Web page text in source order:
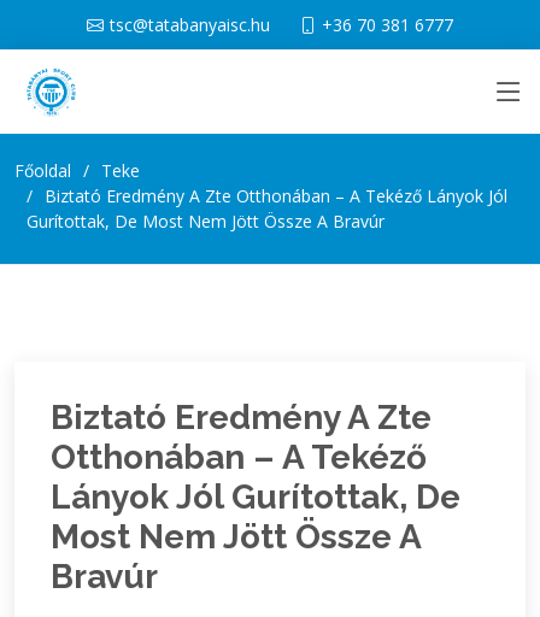
tsc@tatabanyaisc.hu +36 70 381 6777
Főoldal
Teke
Biztató Eredmény A Zte Otthonában – A Tekéző Lányok Jól
Gurítottak, De Most Nem Jött Össze A Bravúr
Biztató Eredmény A Zte
Otthonában – A Tekéző
Lányok Jól Gurítottak, De
Most Nem Jött Össze A
Bravúr